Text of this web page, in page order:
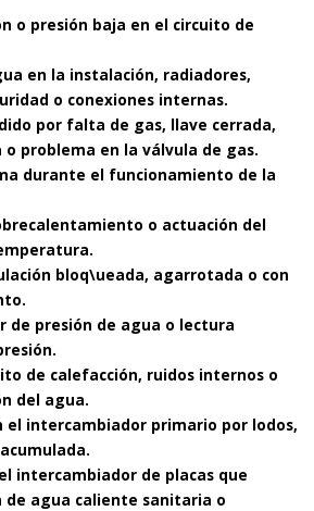
o presión baja en el circuito de
en la instalación, radiadores,
o conexiones internas.
por falta de gas, llave cerrada,
o problema en la válvula de gas.
durante el funcionamiento de la
o actuación del
bloq\ueada, agarrotada o con
de presión de agua o lectura
de calefacción, ruidos internos o
del agua.
el intercambiador primario por lodos,
intercambiador de placas que
agua caliente sanitaria o